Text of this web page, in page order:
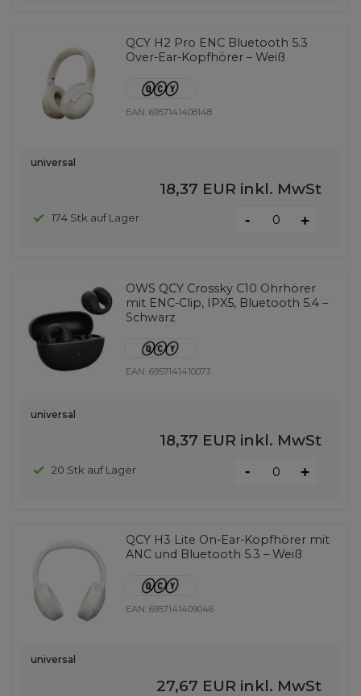
QCY H2 Pro ENC Bluetooth 5.3
Over-Ear-Kopfhörer – Weiß
EAN:6957141408148
universal
18,37 EUR inkl. MwSt
174 Stk auf Lager - +
OWS QCY Crossky C10 Ohrhörer
mit ENC-Clip, IPX5, Bluetooth 5.4 –
Schwarz
EAN:6957141410073
universal
18,37 EUR inkl. MwSt
20 Stk auf Lager - +
QCY H3 Lite On-Ear-Kopfhörer mit
ANC und Bluetooth 5.3 – Weiß
EAN:6957141409046
universal
27,67 EUR inkl. MwSt